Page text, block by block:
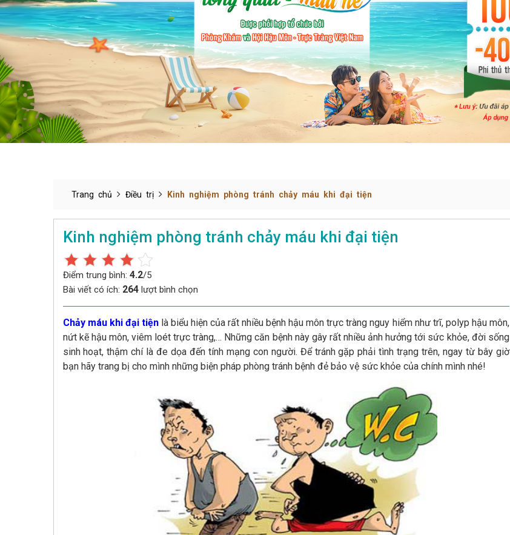
Trang chủ Điều trị Kinh nghiệm phòng tránh chảy máu khi đại tiện
Kinh nghiệm phòng tránh chảy máu khi đại tiện
Điểm trung bình: 4.2/5
Bài viết có ích: 264lượt bình chọn
Chảy máu khi đại tiệnlà biểu hiện của rất nhiều bệnh hậu môn trực tràng nguy hiểm như trĩ, polyp hậu môn,
nứt kẽ hậu môn, viêm loét trực tràng,… Những căn bệnh này gây rất nhiều ảnh hưởng tới sức khỏe, đời sống
sinh hoạt, thậm chí là đe dọa đến tính mạng con người. Để tránh gặp phải tình trạng trên, ngay từ bây giờ
bạn hãy trang bị cho mình những biện pháp phòng tránh bệnh đẻ bảo vệ sức khỏe của chính mình nhé!